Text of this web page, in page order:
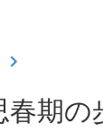
期の